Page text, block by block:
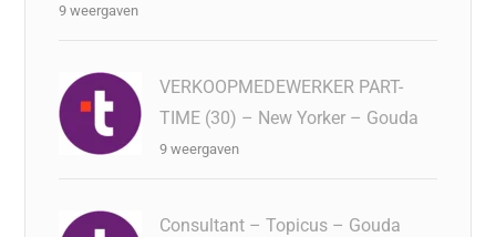
9 weergaven
VERKOOPMEDEWERKER PART-
TIME (30) – New Yorker – Gouda
9 weergaven
Consultant – Topicus – Gouda